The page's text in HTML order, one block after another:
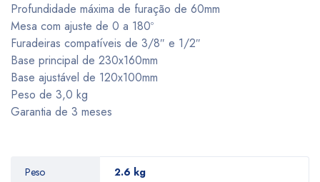
Profundidade máxima de furação de 60mm
Mesa com ajuste de 0 a 180º
Furadeiras compatíveis de 3/8″ e 1/2″
Base principal de 230x160mm
Base ajustável de 120x100mm
Peso de 3,0 kg
Garantia de 3 meses
Peso 2.6 kg